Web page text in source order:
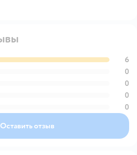
6
0
0
0
0
Оставить отзыв